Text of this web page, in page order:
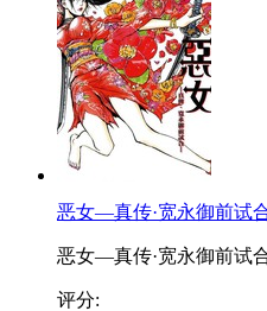
恶女—真传·宽永御前试
恶女—真传·宽永御前试
评分: